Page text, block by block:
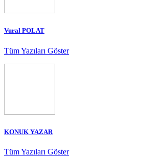
Vural POLAT
Tüm Yazıları Göster
KONUK YAZAR
Tüm Yazıları Göster